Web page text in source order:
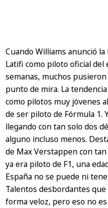
Cuando Williams anunció
Latifi como piloto oficial del
semanas, muchos
punto de mira. La
como pilotos muy jóvenes
de ser piloto de Fórmula 1.
llegando con tan solo dos
alguno incluso menos.
de Max Verstappen con
ya era piloto de F1, una
España no se puede ni
Talentos desbordantes
forma veloz, pero eso no